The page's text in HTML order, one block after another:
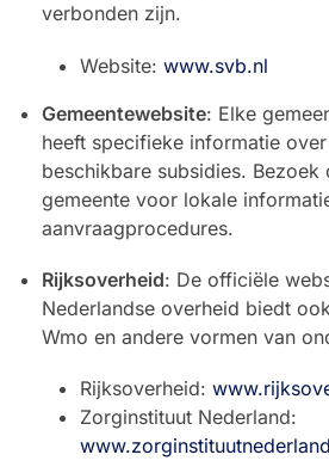
verbonden zijn.
Website: www.svb.nl
Gemeentewebsite: Elke
heeft specifieke informatie
beschikbare subsidies.
gemeente voor lokale
aanvraagprocedures.
Rijksoverheid: De officiële
Nederlandse overheid biedt
Wmo en andere vormen van
Rijksoverheid:
Zorginstituut Nederland: